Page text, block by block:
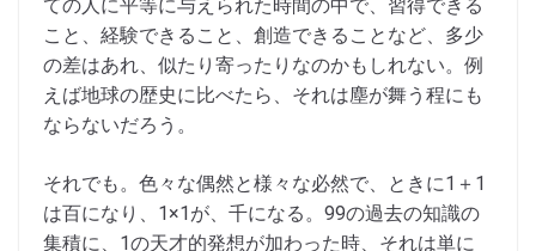
ての人に平等に与えられた時間の中で、習得できる
こと、経験できること、創造できることなど、多少
の差はあれ、似たり寄ったりなのかもしれない。例
えば地球の歴史に比べたら、それは塵が舞う程にも
ならないだろう。
それでも。色々な偶然と様々な必然で、ときに1＋1
は百になり、1×1が、千になる。99の過去の知識の
集積に、1の天才的発想が加わった時、それは単に